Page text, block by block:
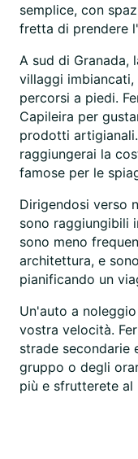
semplice, con
fretta di prendere
A sud di Granada,
villaggi
percorsi a piedi.
Capileira per
prodotti
raggiungerai la
famose per le
Dirigendosi verso
sono raggiungibili
sono meno
architettura, e
pianificando un
Un'auto a
vostra velocità.
strade secondarie
gruppo o degli
più e sfrutterete